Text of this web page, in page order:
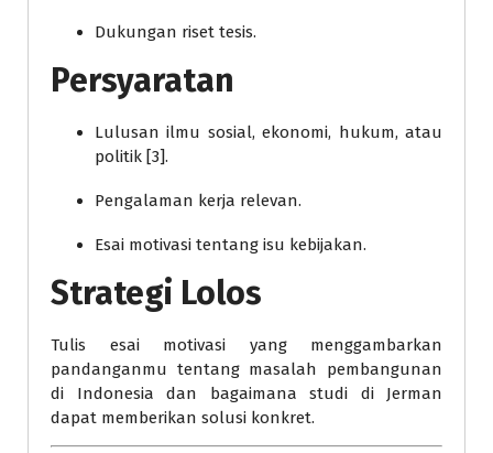
Dukungan riset tesis.
Persyaratan
Lulusan ilmu sosial, ekonomi, hukum, atau
politik [3].
Pengalaman kerja relevan.
Esai motivasi tentang isu kebijakan.
Strategi Lolos
Tulis esai motivasi yang menggambarkan
pandanganmu tentang masalah pembangunan
di Indonesia dan bagaimana studi di Jerman
dapat memberikan solusi konkret.